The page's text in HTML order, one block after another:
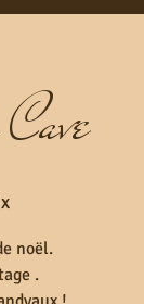
noël.
.